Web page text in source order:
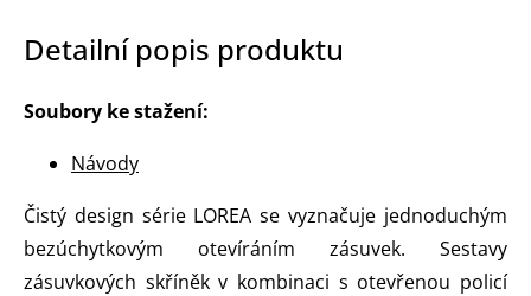
Detailní popis produktu
Soubory ke stažení:
Návody
Čistý design série LOREA se vyznačuje jednoduchým
bezúchytkovým otevíráním zásuvek. Sestavy
zásuvkových skříněk v kombinaci s otevřenou policí